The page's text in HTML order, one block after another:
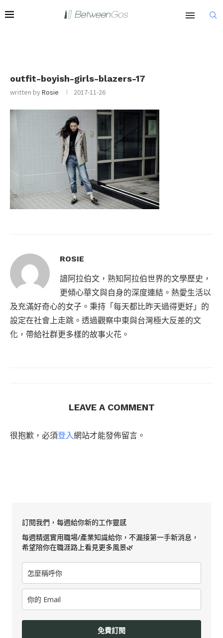
outfit-boyish-girls-blazers-17
written byRosie 2017-11-26
ROSIE
諳阿拉伯文，熟知阿拉伯世界的文學歷史，
更傾心華文與自身的深度連結。熱愛生活以
及充滿好奇心的女子。秉持「每天都比昨天過得更好」的
設定在社會上走跳。透過觀察中東與台灣極大反差的文
化，帶給社群更多樣的故事火花。
LEAVE A COMMENT
很抱歉，必須登入網站才能發佈留言。
訂閱我們，每週給你新的工作靈感
每週精選實用職場/產業知識給你，不漏接第一手新消息，
希望陪你在職涯路上看見更多風景🌿
免費訂閱